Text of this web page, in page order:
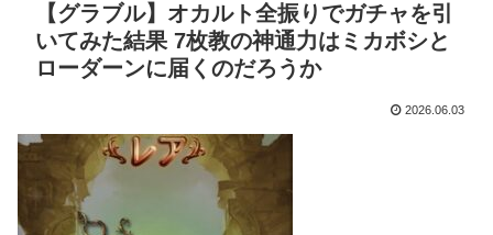
【グラブル】オカルト全振りでガチャを引
いてみた結果 7枚教の神通力はミカボシと
ローダーンに届くのだろうか
2026.06.03